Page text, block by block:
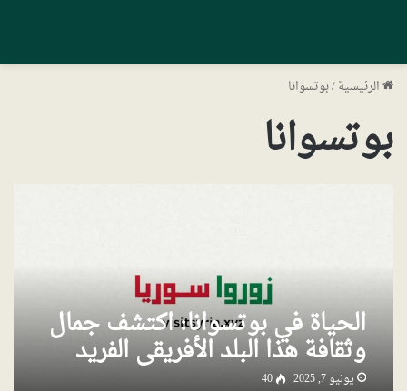
الرئيسية/بوتسوانا
بوتسوانا
الحياة في بوتسوانا: اكتشف جمال
وثقافة هذا البلد الأفريقي الفريد
يونيو 7, 2025 40